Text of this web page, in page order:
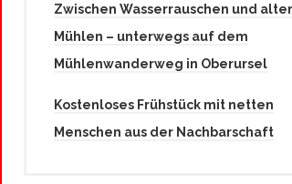
Zwischen Wasserrauschen und
Mühlen – unterwegs auf dem
Mühlenwanderweg in Oberursel
Kostenloses Frühstück mit netten
Menschen aus der Nachbarschaft